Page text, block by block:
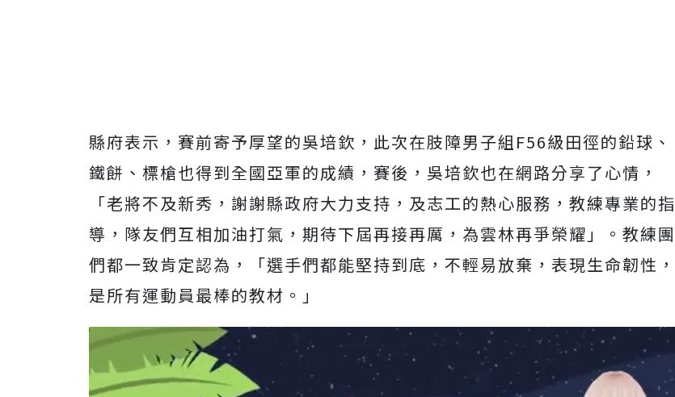
縣府表示，賽前寄予厚望的吳培欽，此次在肢障男子組F56級田徑的鉛球、
鐵餅、標槍也得到全國亞軍的成績，賽後，吳培欽也在網路分享了心情，
「老將不及新秀，謝謝縣政府大力支持，及志工的熱心服務，教練專業的指
導，隊友們互相加油打氣，期待下屆再接再厲，為雲林再爭榮耀」。教練團
們都一致肯定認為，「選手們都能堅持到底，不輕易放棄，表現生命韌性，
是所有運動員最棒的教材。」